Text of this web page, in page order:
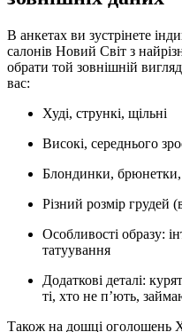
В анкетах ви зустрінете
салонів Новий Світ з
обрати той зовнішній
вас:
Худі, стрункі, щільні
Високі, середнього
Блондинки, брюнетки,
Різний розмір грудей
Особливості образу:
татуування
Додаткові деталі:
ті, хто не п’ють,
Також на дошці оголошень